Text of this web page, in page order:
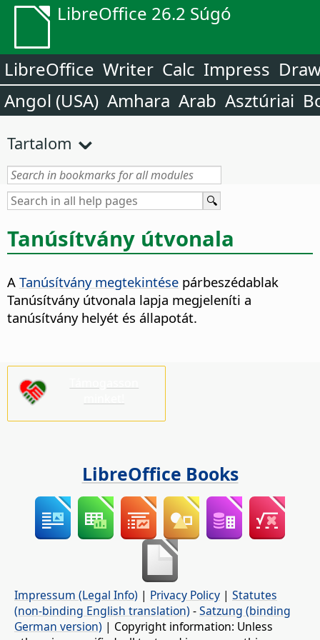
LibreOffice 26.2 Súgó
LibreOffice Writer Calc Impress
Angol (USA) Amhara Arab Asztúriai
Tartalom
Tanúsítvány útvonala
A Tanúsítvány megtekintése párbeszédablak
Tanúsítvány útvonala lapja megjeleníti a
tanúsítvány helyét és állapotát.
LibreOffice Books
Impressum (Legal Info) | Privacy Policy | Statutes
(non-binding English translation) -Satzung (binding
German version) | Copyright information: Unless